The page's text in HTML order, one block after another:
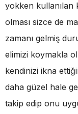
yokken kullanılan
olması sizce de
zamanı gelmiş
elimizi koymakla
kendinizi ikna
daha güzel hale
takip edip onu